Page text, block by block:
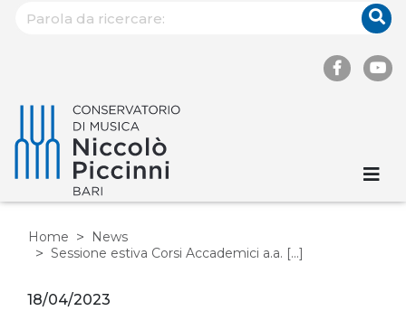
Home
News
Sessione estiva Corsi Accademici a.a. [...]
18/04/2023